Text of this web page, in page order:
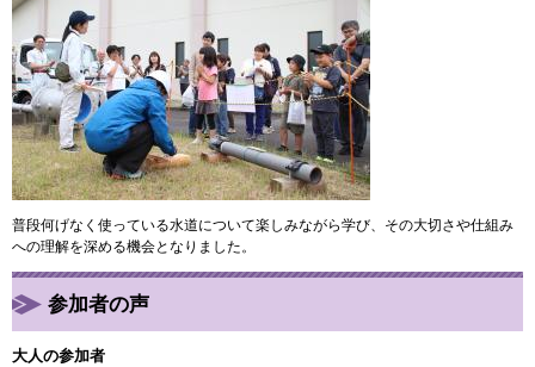
普段何げなく使っている水道について楽しみながら学び、その大切さや仕組み
への理解を深める機会となりました。
参加者の声
大人の参加者